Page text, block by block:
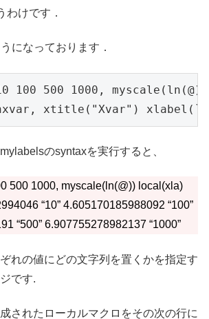
わけです．
になっております．
100 500 1000,
xtitle("Xvar")
のsyntaxを実行すると、
500 1000, myscale(ln(@)) local(xla)
“10” 4.605170185988092 “100”
“500” 6.907755278982137 “1000”
れの値にどの文字列を置くかを指定す
です.
されたローカルマクロをその次の行に